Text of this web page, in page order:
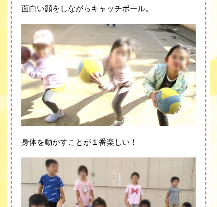
面白い顔をしながらキャッチボール。
身体を動かすことが１番楽しい！